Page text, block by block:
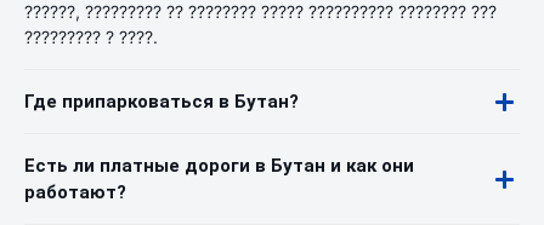
??????, ????????? ?? ???????? ????? ?????????? ???????? ???
????????? ? ????.
Где припарковаться в Бутан?
Есть ли платные дороги в Бутан и как они
работают?